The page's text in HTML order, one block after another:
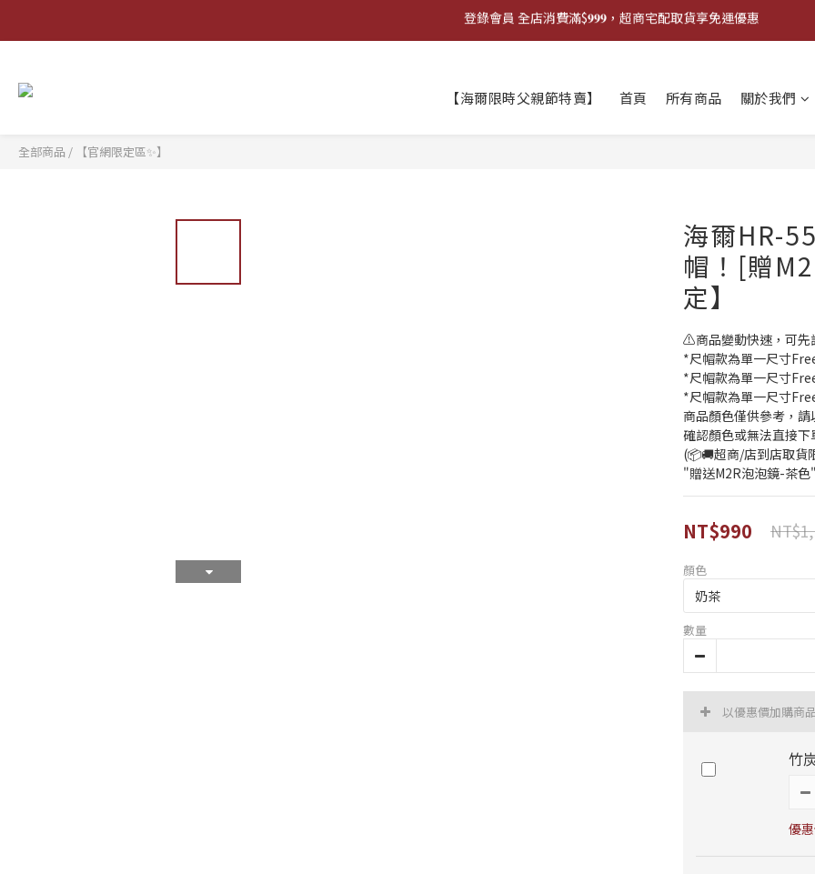
登錄會員 全店消費滿$𝟗𝟗𝟗，超商宅配取貨享免運優惠
歡迎來門市試戴尺寸
登錄會員 全店消費滿$𝟗𝟗𝟗，超商宅配取貨享免運優惠
【海爾限時父親節特賣】 首頁 所有商品 關於我們
全部商品 / 【官網限定區✨】
海爾HR-
帽！[贈
定】
⚠️商品變動快速，可
*尺帽款為單一尺寸
*尺帽款為單一尺寸
*尺帽款為單一尺寸
商品顏色僅供參考，
確認顏色或無法直接
(📦🚚超商/店到店取貨
"贈送M2R泡泡鏡-茶
NT$990
顏色
數量
以優惠價加購商
竹
優